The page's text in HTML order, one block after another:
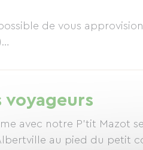
de vous
préparer un encas
voyageurs
avec notre P'tit Mazot
au pied du petit